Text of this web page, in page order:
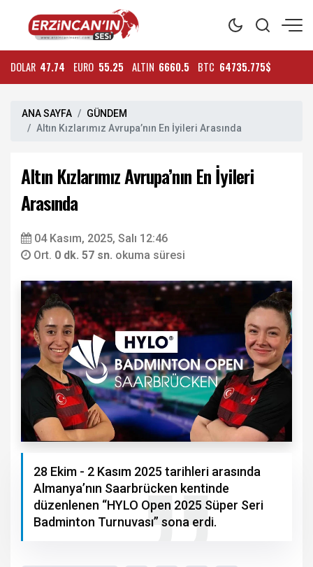
DOLAR 47.74 EURO 55.25 ALTIN 6660.5 BTC 64735.775$
ANA SAYFA
GÜNDEM
Altın Kızlarımız Avrupa’nın En İyileri Arasında
Altın Kızlarımız Avrupa’nın En İyileri
Arasında
04 Kasım, 2025, Salı 12:46
Ort. 0 dk. 57 sn. okuma süresi
28 Ekim - 2 Kasım 2025 tarihleri arasında
Almanya’nın Saarbrücken kentinde
düzenlenen “HYLO Open 2025 Süper Seri
Badminton Turnuvası” sona erdi.